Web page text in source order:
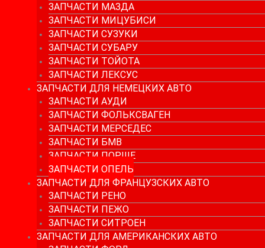
ЗАПЧАСТИ МАЗДА
ЗАПЧАСТИ МИЦУБИСИ
ЗАПЧАСТИ СУЗУКИ
ЗАПЧАСТИ СУБАРУ
ЗАПЧАСТИ ТОЙОТА
ЗАПЧАСТИ ЛЕКСУС
ЗАПЧАСТИ ДЛЯ НЕМЕЦКИХ АВТО
ЗАПЧАСТИ АУДИ
ЗАПЧАСТИ ФОЛЬКСВАГЕН
ЗАПЧАСТИ МЕРСЕДЕС
ЗАПЧАСТИ БМВ
ЗАПЧАСТИ ПОРШЕ
ЗАПЧАСТИ ОПЕЛЬ
ЗАПЧАСТИ ДЛЯ ФРАНЦУЗСКИХ АВТО
ЗАПЧАСТИ РЕНО
ЗАПЧАСТИ ПЕЖО
ЗАПЧАСТИ СИТРОЕН
ЗАПЧАСТИ ДЛЯ АМЕРИКАНСКИХ АВТО